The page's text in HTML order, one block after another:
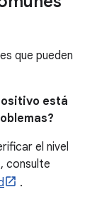
que pueden
está
el nivel
consulte
.